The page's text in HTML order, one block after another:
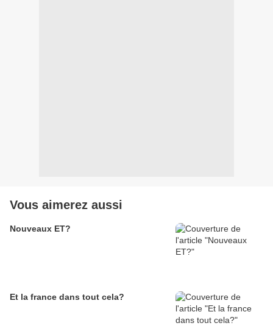
Vous aimerez aussi
Nouveaux ET?
Et la france dans tout cela?